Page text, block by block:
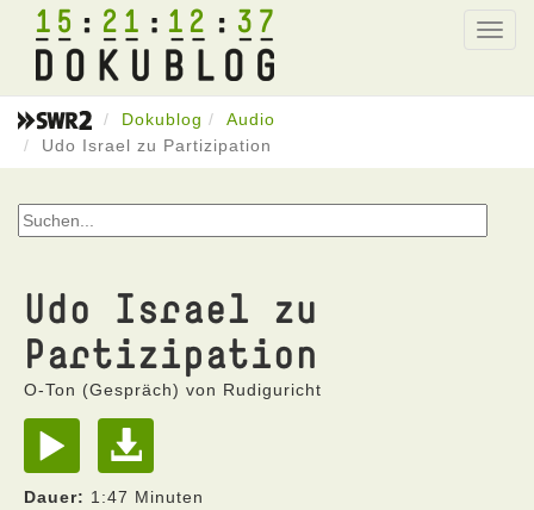
15 21 12 37
Dokublog
Audio
Udo Israel zu Partizipation
Udo Israel zu
Partizipation
O-Ton (Gespräch) von Rudiguricht
Dauer: 1:47 Minuten